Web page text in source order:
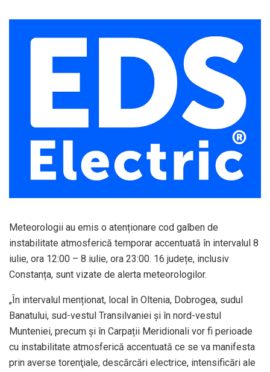
Meteorologii au emis o atenționare cod galben de
instabilitate atmosferică temporar accentuată în intervalul 8
iulie, ora 12:00 – 8 iulie, ora 23:00. 16 județe, inclusiv
Constanța, sunt vizate de alerta meteorologilor.
„În intervalul menționat, local în Oltenia, Dobrogea, sudul
Banatului, sud-vestul Transilvaniei și în nord-vestul
Munteniei, precum și în Carpații Meridionali vor fi perioade
cu instabilitate atmosferică accentuată ce se va manifesta
prin averse torenţiale, descărcări electrice, intensificări ale